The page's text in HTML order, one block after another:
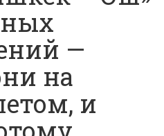
—
на
и